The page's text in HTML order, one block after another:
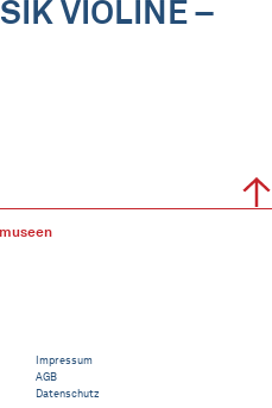
VIOLINE –
Impressum
AGB
Datenschutz